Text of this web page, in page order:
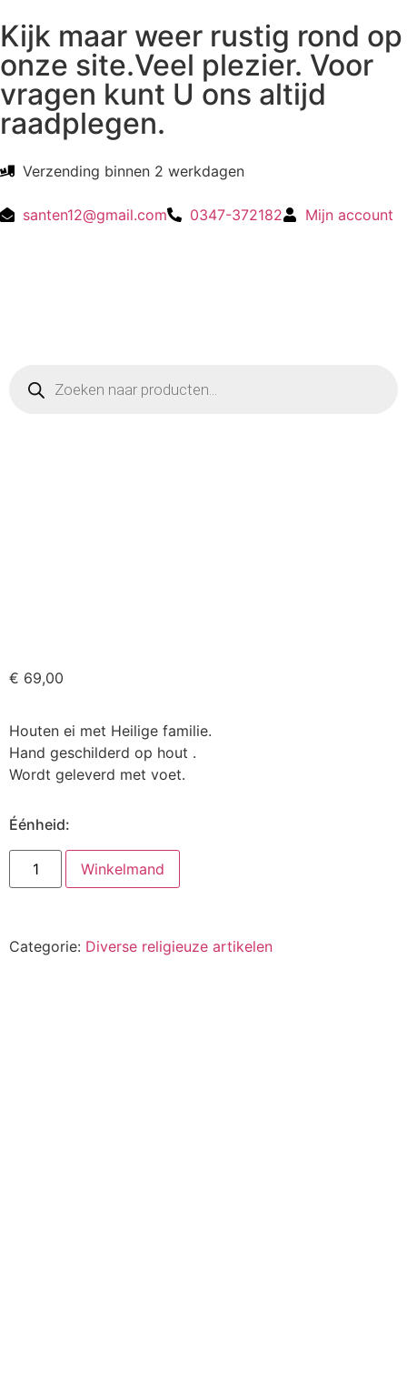
Kijk maar weer rustig rond op
onze site.Veel plezier. Voor
vragen kunt U ons altijd
raadplegen.
Verzending binnen 2 werkdagen
santen12@gmail.com 0347-372182 Mijn account
€ 69,00
Houten ei met Heilige familie.
Hand geschilderd op hout .
Wordt geleverd met voet.
Éénheid:
Winkelmand
Categorie: Diverse religieuze artikelen